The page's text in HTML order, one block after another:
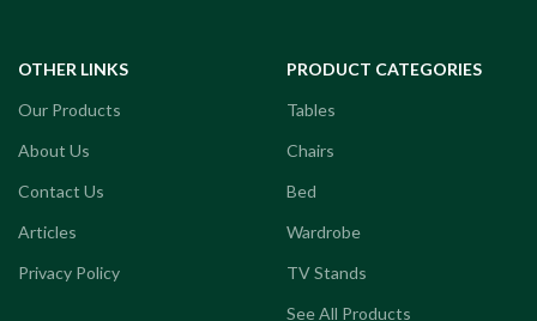
OTHER LINKS
Our Products
About Us
Contact Us
Articles
Privacy Policy
PRODUCT CATEGORIES
Tables
Chairs
Bed
Wardrobe
TV Stands
See All Products